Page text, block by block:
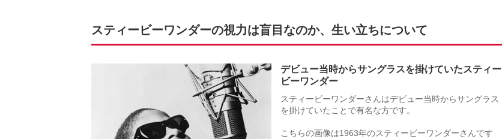
スティービーワンダーの視力は盲目なのか、生い立ちについて
デビュー当時からサングラスを掛けていたスティー
ビーワンダー
スティービーワンダーさんはデビュー当時からサングラス
を掛けていたことで有名な方です。
こちらの画像は1963年のスティービーワンダーさんです